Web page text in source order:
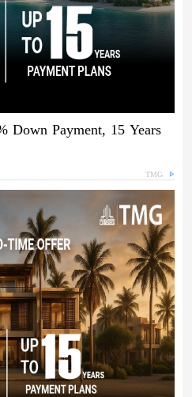
Payment, 15 Years
TMG